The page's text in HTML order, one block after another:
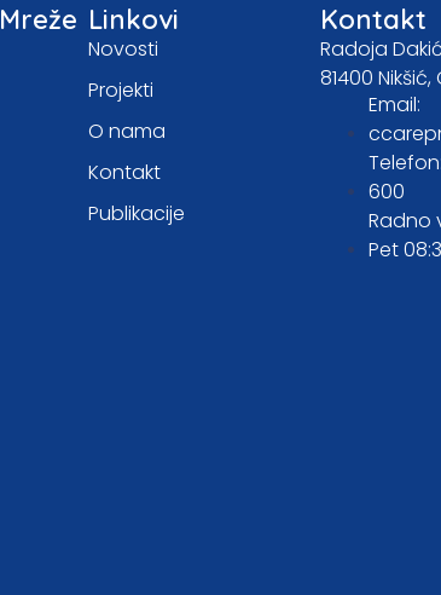
Linkovi
Novosti
Projekti
O nama
Kontakt
Publikacije
Kontakt
Radoja
81400
Email:
600
Radno
Pet